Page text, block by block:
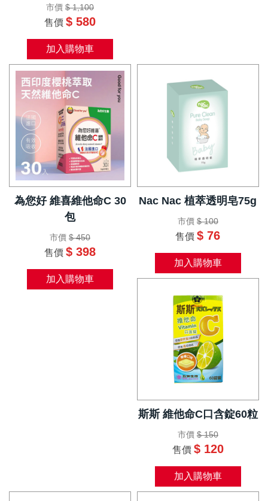
市價 $ 1,100
售價 $ 580
加入購物車
為您好 維喜維他命C 30
包
市價 $ 450
售價 $ 398
加入購物車
Nac Nac 植萃透明皂75g
市價 $ 100
售價 $ 76
加入購物車
斯斯 維他命C口含錠60粒
市價 $ 150
售價 $ 120
加入購物車